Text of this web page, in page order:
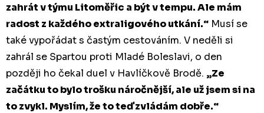
zahrát v týmu Litoměřic a být v tempu. Ale mám
radost z každého extraligového utkání.“ Musí se
také vypořádat s častým cestováním. V neděli si
zahrál se Spartou proti Mladé Boleslavi, o den
později ho čekal duel v Havlíčkově Brodě. „Ze
začátku to bylo trošku náročnější, ale už jsem si na
to zvykl. Myslím, že to teď zvládám dobře.“